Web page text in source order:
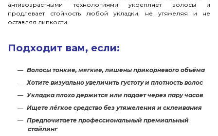
антивозрастными технологиями укрепляет волосы и
продлевает стойкость любой укладки, не утяжеляя и не
оставляя липкости.
Подходит вам, если:
Волосы тонкие, мягкие, лишены прикорневого объёма
Хотите визуально увеличить густоту и плотность волос
Укладка плохо держится или падает через пару часов
Ищете лёгкое средство без утяжеления и склеивания
Предпочитаете профессиональный премиальный
стайлинг